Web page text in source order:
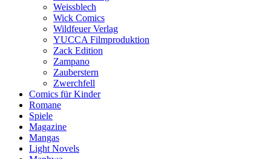
Weissblech
Wick Comics
Wildfeuer Verlag
YUCCA Filmproduktion
Zack Edition
Zampano
Zauberstern
Zwerchfell
Comics für Kinder
Romane
Spiele
Magazine
Mangas
Light Novels